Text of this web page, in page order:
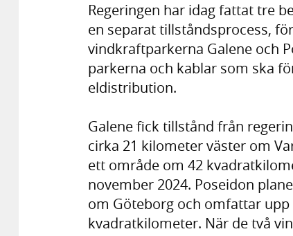
Regeringen har idag fattat tre
en separat tillståndsprocess,
vindkraftparkerna Galene och
parkerna och kablar som ska
eldistribution.
Galene fick tillstånd från
cirka 21 kilometer väster om
ett område om 42
november 2024. Poseidon
om Göteborg och omfattar
kvadratkilometer. När de två